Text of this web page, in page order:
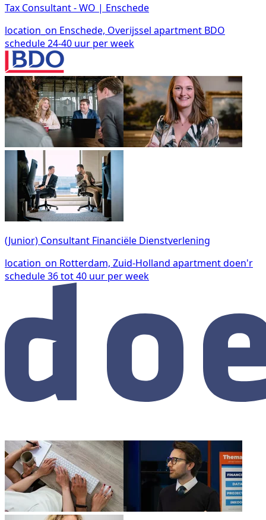
Tax Consultant - WO | Enschede
location_on Enschede, Overijssel apartment BDO
schedule24-40 uur per week
(Junior) Consultant Financiële Dienstverlening
location_on Rotterdam, Zuid-Holland apartmentdoen'r
schedule36 tot 40 uur per week